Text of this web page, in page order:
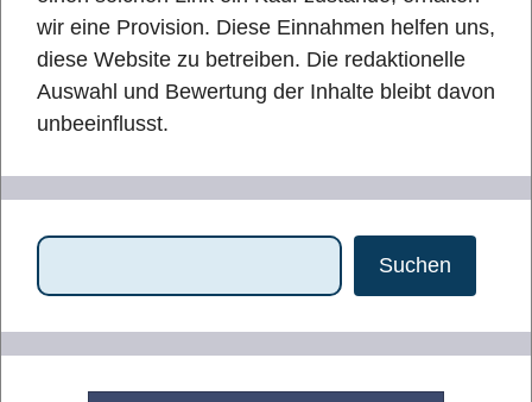
wir eine Provision. Diese Einnahmen helfen uns,
diese Website zu betreiben. Die redaktionelle
Auswahl und Bewertung der Inhalte bleibt davon
unbeeinflusst.
Suchen
Suchen